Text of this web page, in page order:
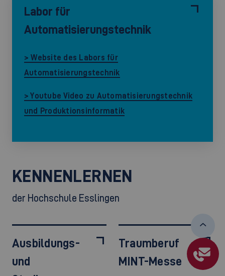
Labor für
Automatisierungstechnik
> Website des Labors für
Automatisierungstechnik
> Youtube Video zu Automatisierungstechnik
und Produktionsinformatik
KENNENLERNEN
der Hochschule Esslingen
Ausbildungs-
und
Traumberuf
MINT-Messe